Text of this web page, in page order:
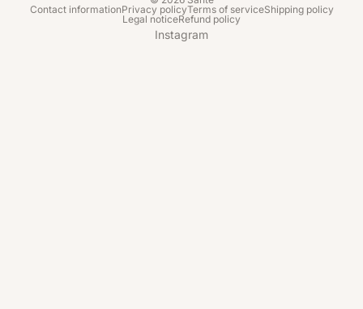
Contact informationPrivacy policyTerms of serviceShipping policy
Legal noticeRefund policy
Instagram